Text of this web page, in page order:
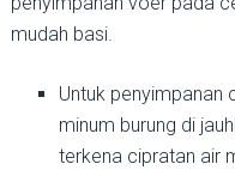
mudah basi.
Untuk penyimpanan
minum burung di
terkena cipratan air